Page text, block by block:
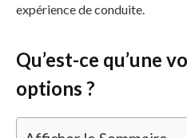
expérience de conduite.
Qu’est-ce qu’une
options ?